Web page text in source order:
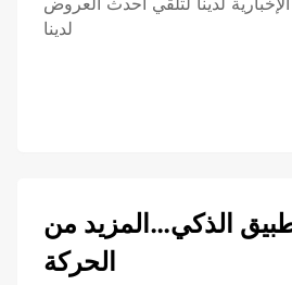
لدينا
الذكي…المزيد من
الحركة